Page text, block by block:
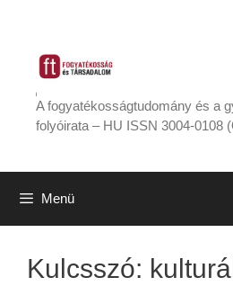
tartalomba
A fogyatékosságtudomány és a
folyóirata – HU ISSN 3004-0108
Menü
Kulcsszó: